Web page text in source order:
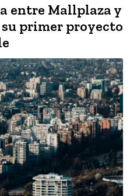
entre Mallplaza y
primer proyecto